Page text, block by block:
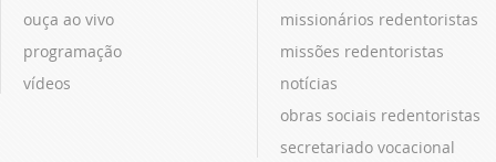
ouça ao vivo
programação
vídeos
missionários redentoristas
missões redentoristas
notícias
obras sociais redentoristas
secretariado vocacional